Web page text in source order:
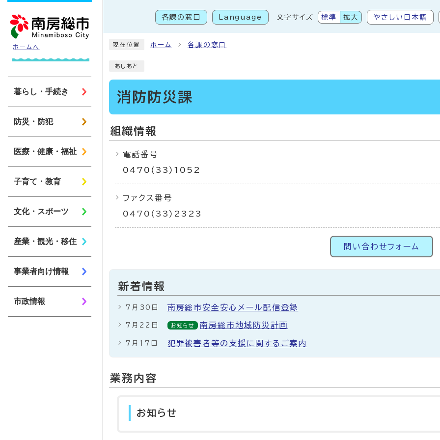
各課の窓口 Language 文字サイズ 標準 拡大 やさしい日本語
ホームへ
暮らし・手続き
防災・防犯
医療・健康・福祉
子育て・教育
文化・スポーツ
産業・観光・移住
事業者向け情報
市政情報
現在位置 ホーム 各課の窓口
あしあと
消防防災課
組織情報
電話番号
0470(33)1052
ファクス番号
0470(33)2323
問い合わせフォーム
新着情報
7月30日 南房総市安全安心メール配信登録
7月22日 お知らせ 南房総市地域防災計画
7月17日 犯罪被害者等の支援に関するご案内
業務内容
お知らせ